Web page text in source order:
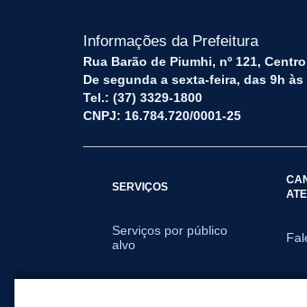
Informações da Prefeitura
Rua Barão de Piumhi, nº 121,
De segunda a sexta-feira, das 9h às
Tel.: (37) 3329-1800
CNPJ: 16.784.720/0001-25
SERVIÇOS
Serviços por público
alvo